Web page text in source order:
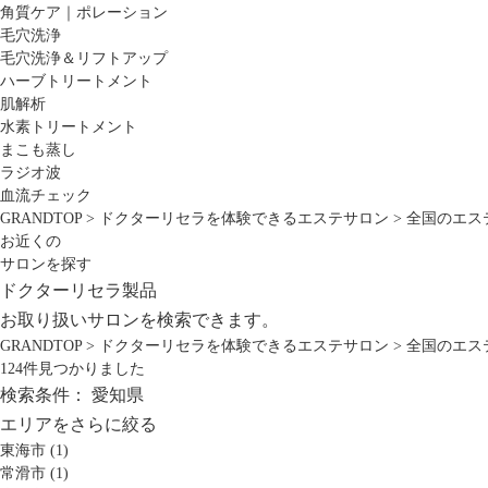
角質ケア｜ポレーション
毛穴洗浄
毛穴洗浄＆リフトアップ
ハーブトリートメント
肌解析
水素トリートメント
まこも蒸し
ラジオ波
血流チェック
GRANDTOP> ドクターリセラを体験できるエステサロン > 全国のエス
お近くの
サロンを探す
ドクターリセラ製品
お取り扱いサロンを検索できます。
GRANDTOP> ドクターリセラを体験できるエステサロン > 全国のエス
124件見つかりました
検索条件：
愛知県
エリアをさらに絞る
東海市 (1)
常滑市 (1)